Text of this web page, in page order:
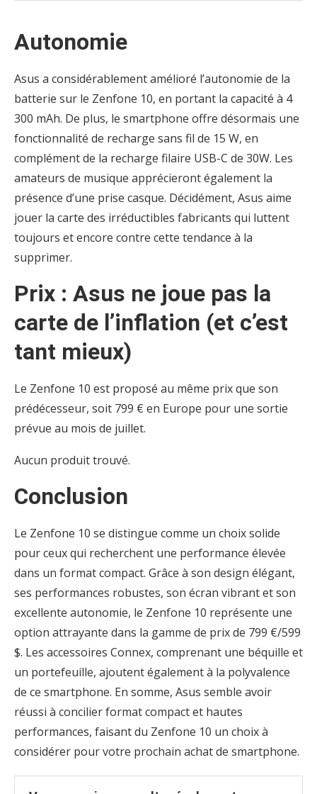
Autonomie
Asus a considérablement amélioré l’autonomie de la
batterie sur le Zenfone 10, en portant la capacité à 4
300 mAh. De plus, le smartphone offre désormais une
fonctionnalité de recharge sans fil de 15 W, en
complément de la recharge filaire USB-C de 30W. Les
amateurs de musique apprécieront également la
présence d’une prise casque. Décidément, Asus aime
jouer la carte des irréductibles fabricants qui luttent
toujours et encore contre cette tendance à la
supprimer.
Prix : Asus ne joue pas la
carte de l’inflation (et c’est
tant mieux)
Le Zenfone 10 est proposé au même prix que son
prédécesseur, soit 799 € en Europe pour une sortie
prévue au mois de juillet.
Aucun produit trouvé.
Conclusion
Le Zenfone 10 se distingue comme un choix solide
pour ceux qui recherchent une performance élevée
dans un format compact. Grâce à son design élégant,
ses performances robustes, son écran vibrant et son
excellente autonomie, le Zenfone 10 représente une
option attrayante dans la gamme de prix de 799 €/599
$. Les accessoires Connex, comprenant une béquille et
un portefeuille, ajoutent également à la polyvalence
de ce smartphone. En somme, Asus semble avoir
réussi à concilier format compact et hautes
performances, faisant du Zenfone 10 un choix à
considérer pour votre prochain achat de smartphone.